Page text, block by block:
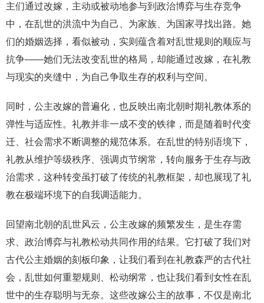
主们通过改嫁，主动或被动地参与到政治博弈与生存竞争
中，在乱世的洪流中为自己、为家族、为国家寻找出路。她
们的婚姻选择，看似被动，实则蕴含着对乱世规则的顺应与
抗争——她们无法改变乱世的格局，却能通过改嫁，在礼教
与现实的夹缝中，为自己争取生存的权利与空间。
同时，公主改嫁的普遍化，也反映出南北朝时期礼教体系的
弹性与适应性。礼教并非一成不变的铁律，而是随着时代变
迁、社会需求不断调整的规范体系。在乱世的特别语境下，
礼教从维护等级秩序、强调贞节纲常，转向服务于生存与政
治需求，这种转变虽打破了传统的礼教框架，却也展现了礼
教在极端环境下的自我调适能力。
回望南北朝的乱世风云，公主改嫁的频繁发生，是生存需
求、政治博弈与礼教松动共同作用的结果。它打破了我们对
古代公主婚姻的刻板印象，让我们看到在礼教森严的古代社
会，乱世如何重塑规则、松动纲常，也让我们看到女性在乱
世中的生存聪明与无奈。这些改嫁公主的故事，不仅是南北